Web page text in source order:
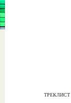
ТРЕКЛИСТ